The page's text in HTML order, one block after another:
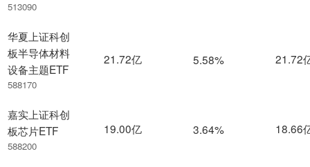
513090
华夏上证科创
板半导体材料
设备主题ETF
588170
嘉实上证科创
板芯片ETF
588200
21.72亿 5.58% 21.72
19.00亿 3.64% 18.66